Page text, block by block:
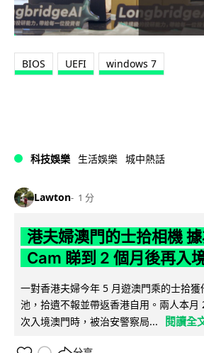
BIOS UEFI windows 7
科技娛樂 生活娛樂 城中熱話
Lawton 1 分
港夫婦澳門的士拾相機
Cam 睇到 2 個月後再入
一對香港夫婦今年 5 月遊澳門乘的士拾
池，拾遺不報並帶返香港自用。兩人本月
次入境澳門時，被治安警察局...
閱讀全